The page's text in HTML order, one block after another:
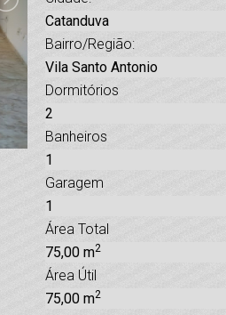
Catanduva
Bairro/Região:
Vila Santo Antonio
Dormitórios
2
Banheiros
1
Garagem
1
Área Total
75,00 m2
Área Útil
75,00 m2